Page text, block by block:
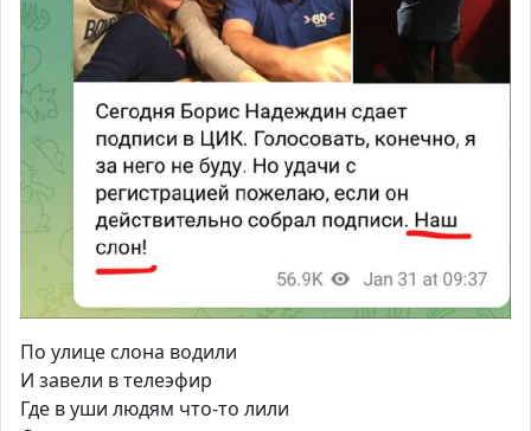
По улице слона водили
И завели в телеэфир
Где в уши людям что-то лили